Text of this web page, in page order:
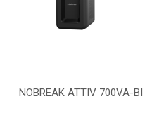
NOBREAK ATTIV 700VA-BI